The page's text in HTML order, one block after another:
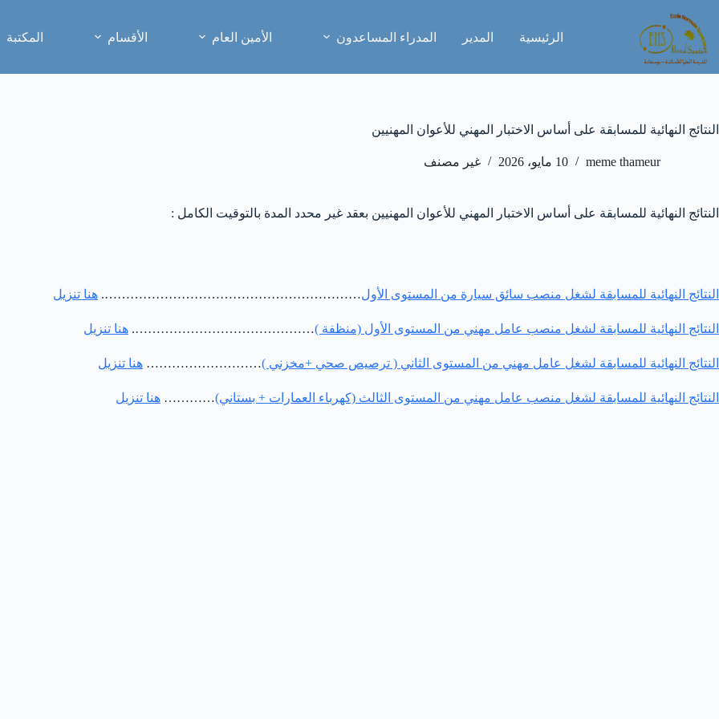
المحتوى
الرئيسية المدير المدراء المساعدون الأمين العام الأقسام المكتبة
النتائج النهائية للمسابقة على أساس الاختبار المهني للأعوان المهنيين
meme thameur 10 مايو، 2026 غير مصنف
النتائج النهائية للمسابقة على أساس الاختبار المهني للأعوان المهنيين بعقد غير محدد المدة بالتوقيت الكامل :
النتائج النهائية للمسابقة لشغل منصب سائق سيارة من المستوى الأول……………………………………………………. هنا تنزيل
النتائج النهائية للمسابقة لشغل منصب عامل مهني من المستوى الأول (منظفة )……………………………………. هنا تنزيل
النتائج النهائية للمسابقة لشغل عامل مهني من المستوى الثاني ( ترصيص صحي +مخزني )……………………… هنا تنزيل
النتائج النهائية للمسابقة لشغل منصب عامل مهني من المستوى الثالث (كهرباء العمارات + بستاني)………… هنا تنزيل